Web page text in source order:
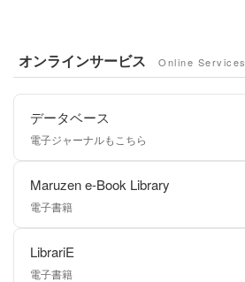
オンラインサービス Online Services
データベース
電子ジャーナルもこちら
Maruzen e-Book Library
電子書籍
LibrariE
電子書籍